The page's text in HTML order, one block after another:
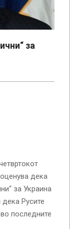
за
дека
за Украина
дека Русите
последните